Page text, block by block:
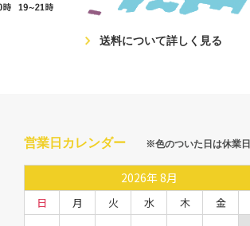
送料について詳しく見る
営業日カレンダー ※色のついた日は休業日
2026年8月
日 月 火 水 木 金